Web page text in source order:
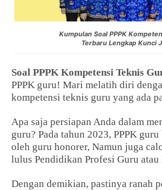
Kumpulan Soal PPPK
Terbaru Lengkap Kunci
Soal PPPK Kompetensi Teknis
PPPK guru! Mari melatih diri
kompetensi teknis guru yang ada
Apa saja persiapan Anda dalam
guru? Pada tahun 2023, PPPK
oleh guru honorer, Namun juga
lulus Pendidikan Profesi Guru atau
Dengan demikian, pastinya ranah